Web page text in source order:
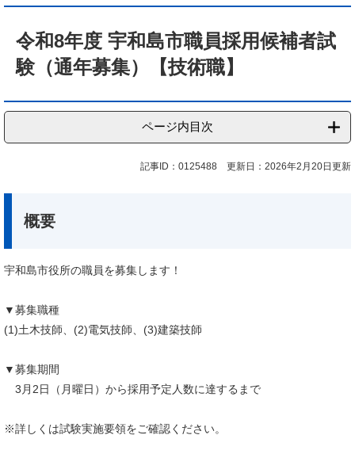
令和8年度 宇和島市職員採用候補者試
験（通年募集）【技術職】
ページ内目次
記事ID：0125488 更新日：2026年2月20日更新
概要
宇和島市役所の職員を募集します！
▼募集職種
(1)土木技師、(2)電気技師、(3)建築技師
▼募集期間
3月2日（月曜日）から採用予定人数に達するまで
※詳しくは試験実施要領をご確認ください。